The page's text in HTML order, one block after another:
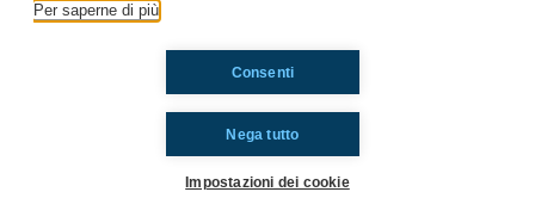
Ti è piaciuto? Condividilo!
Per saperne di più
Nega tutto
Consenti
Impostazioni dei cookie